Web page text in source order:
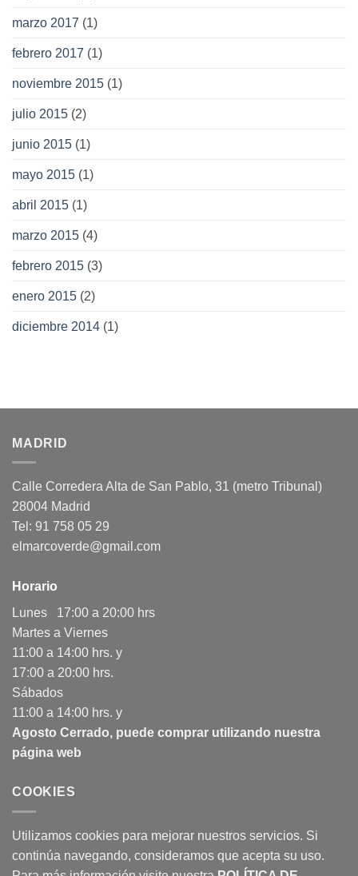
marzo 2017 (1)
febrero 2017 (1)
noviembre 2015 (1)
julio 2015 (2)
junio 2015 (1)
mayo 2015 (1)
abril 2015 (1)
marzo 2015 (4)
febrero 2015 (3)
enero 2015 (2)
diciembre 2014 (1)
MADRID
Calle Corredera Alta de San Pablo, 31 (metro Tribunal)
28004 Madrid
Tel: 91 758 05 29
elmarcoverde@gmail.com
Horario
Lunes 17:00 a 20:00 hrs
Martes a Viernes
11:00 a 14:00 hrs. y
17:00 a 20:00 hrs.
Sábados
11:00 a 14:00 hrs. y
Agosto Cerrado, puede comprar utilizando nuestra
página web
COOKIES
Utilizamos cookies para mejorar nuestros servicios. Si
continúa navegando, consideramos que acepta su uso.